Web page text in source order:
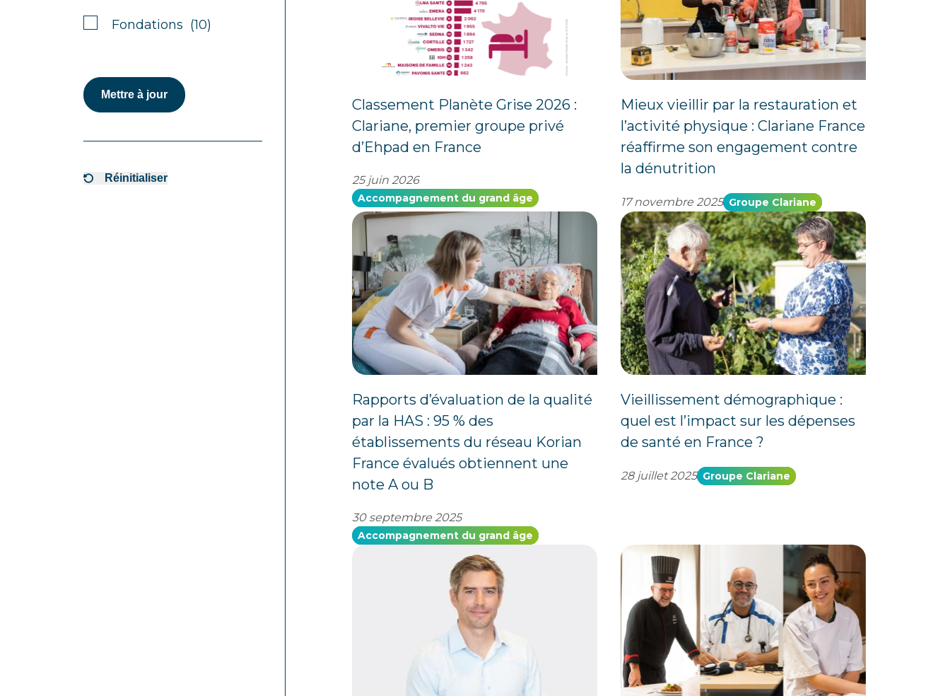
Fondations (10)
Mettre à jour
Réinitialiser
Classement Planète Grise 2026 :
Clariane, premier groupe privé
d’Ehpad en France
25 juin 2026
Accompagnement du grand âge
Mieux vieillir par la restauration et
l’activité physique : Clariane France
réaffirme son engagement contre
la dénutrition
17 novembre 2025 Groupe Clariane
Rapports d’évaluation de la qualité
par la HAS : 95 % des
établissements du réseau Korian
France évalués obtiennent une
note A ou B
30 septembre 2025
Accompagnement du grand âge
Vieillissement démographique :
quel est l’impact sur les dépenses
de santé en France ?
28 juillet 2025 Groupe Clariane